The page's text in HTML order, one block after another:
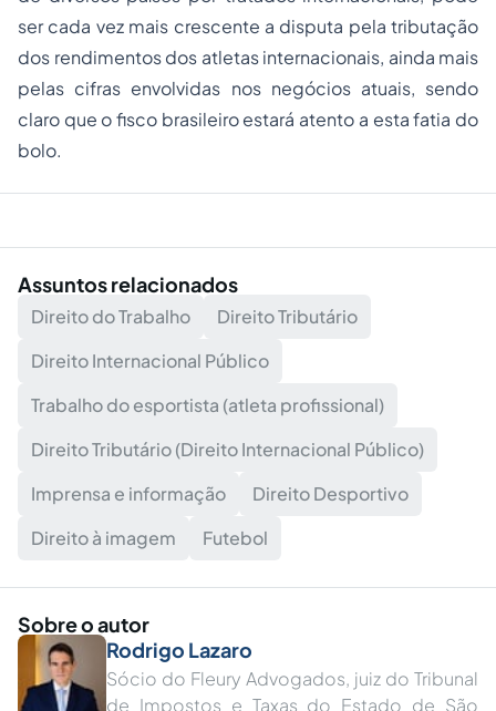
ser cada vez mais crescente a disputa pela tributação
dos rendimentos dos atletas internacionais, ainda mais
pelas cifras envolvidas nos negócios atuais, sendo
claro que o fisco brasileiro estará atento a esta fatia do
bolo.
Assuntos relacionados
Direito do Trabalho
Direito Tributário
Direito Internacional Público
Trabalho do esportista (atleta profissional)
Direito Tributário (Direito Internacional Público)
Imprensa e informação
Direito Desportivo
Direito à imagem
Futebol
Sobre o autor
Rodrigo Lazaro
Sócio do Fleury Advogados, juiz do Tribunal
de Impostos e Taxas do Estado de São